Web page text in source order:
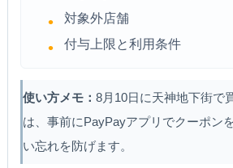
対象外店舗
付与上限と利用条件
使い方メモ： 8月10日に天神地下街で
は、事前にPayPayアプリでクーポン
い忘れを防げます。